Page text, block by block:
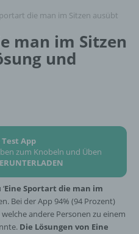
die man im Sitzen ausübt
man im Sitzen
und
App
zum Knobeln und Üben
Eine Sportart die man im
Bei der App 94% (94 Prozent)
andere Personen zu einem
Die Lösungen von Eine